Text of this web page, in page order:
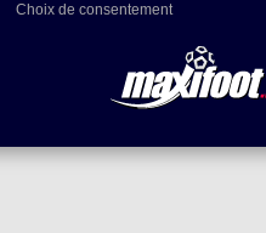
Choix de consentement